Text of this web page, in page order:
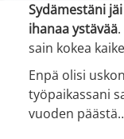
Sydämestäni
ihanaa ystävää
sain kokea
Enpä olisi
työpaikassani
vuoden